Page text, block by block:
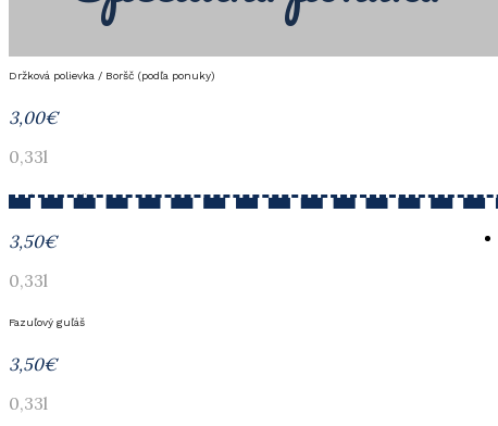
Držková polievka / Boršč (podľa ponuky)
3,00€
0,33l
Kotlíkový guláš
3,50€
0,33l
Fazuľový guľáš
3,50€
0,33l